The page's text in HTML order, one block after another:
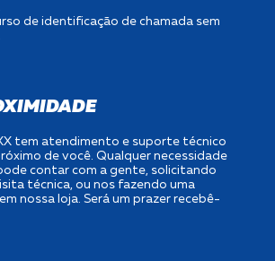
de identificação de chamada sem
tem atendimento e suporte técnico
de você. Qualquer necessidade
contar com a gente, solicitando
técnica, ou nos fazendo uma
nossa loja. Será um prazer recebê-